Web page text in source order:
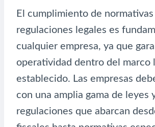
El cumplimiento de
regulaciones legales es
cualquier empresa, ya que
operatividad dentro del marco
establecido. Las empresas
con una amplia gama de leyes
regulaciones que abarcan